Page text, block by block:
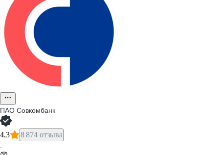
ПАО Совкомбанк
4,3 8 874 отзыва
·